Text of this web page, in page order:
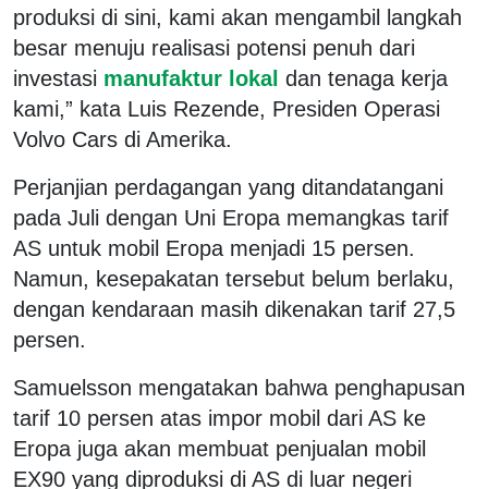
produksi di sini, kami akan mengambil langkah
besar menuju realisasi potensi penuh dari
investasi manufaktur lokal dan tenaga kerja
kami,” kata Luis Rezende, Presiden Operasi
Volvo Cars di Amerika.
Perjanjian perdagangan yang ditandatangani
pada Juli dengan Uni Eropa memangkas tarif
AS untuk mobil Eropa menjadi 15 persen.
Namun, kesepakatan tersebut belum berlaku,
dengan kendaraan masih dikenakan tarif 27,5
persen.
Samuelsson mengatakan bahwa penghapusan
tarif 10 persen atas impor mobil dari AS ke
Eropa juga akan membuat penjualan mobil
EX90 yang diproduksi di AS di luar negeri